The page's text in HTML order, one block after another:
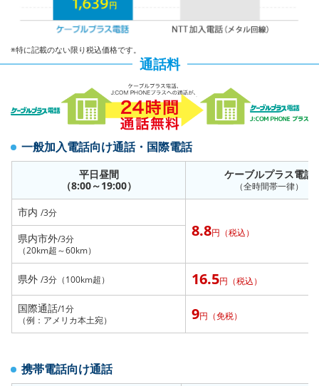
※特に記載のない限り税込価格です。
通話料
一般加入電話向け通話・国際電話
平日昼間
（8:00～19:00）
ケーブルプラス電話
（全時間帯一律）
市内 /3分
8.8円（税込）
県内市外/3分
（20km超～60km）
県外 /3分（100km超） 16.5円（税込）
国際通話/1分
（例：アメリカ本土宛）
9円（免税）
携帯電話向け通話